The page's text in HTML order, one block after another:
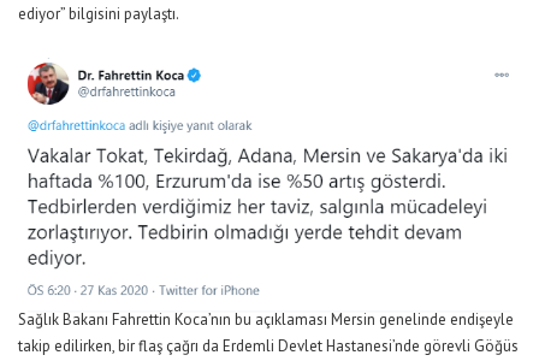
ediyor” bilgisini paylaştı.
Sağlık Bakanı Fahrettin Koca’nın bu açıklaması Mersin genelinde endişeyle
takip edilirken, bir flaş çağrı da Erdemli Devlet Hastanesi’nde görevli Göğüs